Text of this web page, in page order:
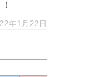
年1月22日